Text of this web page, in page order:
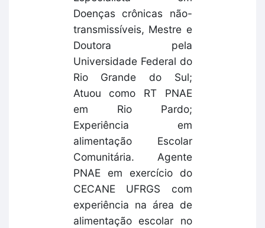
Doenças crônicas não-
transmissíveis, Mestre e
Doutora pela
Universidade Federal do
Rio Grande do Sul;
Atuou como RT PNAE
em Rio Pardo;
Experiência em
alimentação Escolar
Comunitária. Agente
PNAE em exercício do
CECANE UFRGS com
experiência na área de
alimentação escolar no